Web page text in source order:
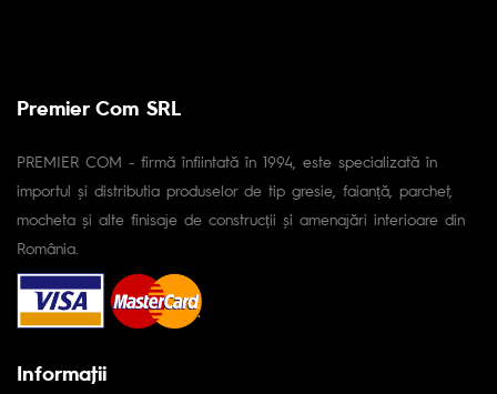
Premier Com SRL
PREMIER COM - firmă înfiintată în 1994, este specializată în
importul și distributia produselor de tip gresie, faianță, parchet,
mocheta și alte finisaje de construcții și amenajări interioare din
România.
Informaţii